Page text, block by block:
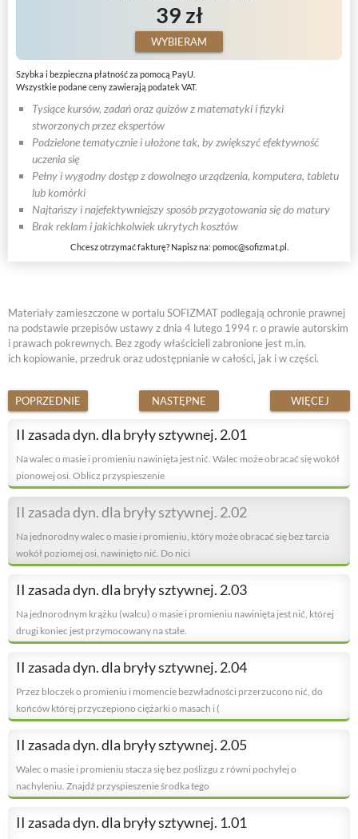
39 zł
WYBIERAM
Szybka i bezpieczna płatność za pomocą PayU.
Wszystkie podane ceny zawierają podatek VAT.
Tysiące kursów, zadań oraz quizów z matematyki i fizyki
stworzonych przez ekspertów
Podzielone tematycznie i ułożone tak, by zwiększyć efektywność
uczenia się
Pełny i wygodny dostęp z dowolnego urządzenia, komputera, tabletu
lub komórki
Najtańszy i najefektywniejszy sposób przygotowania się do matury
Brak reklam i jakichkolwiek ukrytych kosztów
Chcesz otrzymać fakturę? Napisz na: pomoc@sofizmat.pl
Materiały zamieszczone w portalu SOFIZMAT podlegają ochronie prawnej
na podstawie przepisów ustawy z dnia 4 lutego 1994 r. o prawie autorskim
i prawach pokrewnych. Bez zgody właścicieli zabronione jest m.in.
ich kopiowanie, przedruk oraz udostępnianie w całości, jak i w części.
POPRZEDNIE NASTĘPNE WIĘCEJ
II zasada dyn. dla bryły sztywnej. 2.01
Na walec o masie i promieniu nawinięta jest nić. Walec może obracać się wokół
pionowej osi. Oblicz przyspieszenie
II zasada dyn. dla bryły sztywnej. 2.02
Na jednorodny walec o masie i promieniu, który może obracać się bez tarcia
wokół poziomej osi, nawinięto nić. Do nici
II zasada dyn. dla bryły sztywnej. 2.03
Na jednorodnym krążku (walcu) o masie i promieniu nawinięta jest nić, której
drugi koniec jest przymocowany na stałe.
II zasada dyn. dla bryły sztywnej. 2.04
Przez bloczek o promieniu i momencie bezwładności przerzucono nić, do
końców której przyczepiono ciężarki o masach i (
II zasada dyn. dla bryły sztywnej. 2.05
Walec o masie i promieniu stacza się bez poślizgu z równi pochyłej o
nachyleniu. Znajdź przyspieszenie środka tego
II zasada dyn. dla bryły sztywnej. 1.01